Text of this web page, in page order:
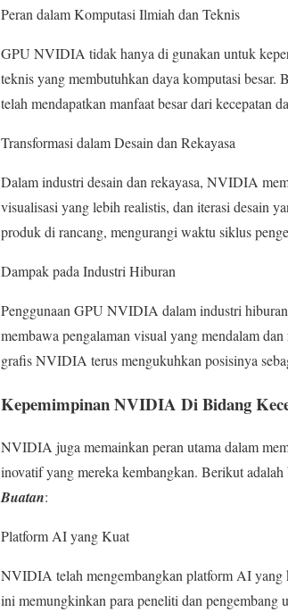
Peran dalam Komputasi Ilmiah dan Teknis
GPU NVIDIA tidak hanya di gunakan untuk
teknis yang membutuhkan daya komputasi besar.
telah mendapatkan manfaat besar dari
Transformasi dalam Desain dan Rekayasa
Dalam industri desain dan rekayasa, NVIDIA
visualisasi yang lebih realistis, dan iterasi desain
produk di rancang, mengurangi waktu siklus
Dampak pada Industri Hiburan
Penggunaan GPU NVIDIA dalam industri
membawa pengalaman visual yang mendalam
grafis NVIDIA terus mengukuhkan posisinya
Kepemimpinan NVIDIA Di Bidang
NVIDIA juga memainkan peran utama dalam
inovatif yang mereka kembangkan. Berikut
Buatan:
Platform AI yang Kuat
NVIDIA telah mengembangkan platform AI
ini memungkinkan para peneliti dan